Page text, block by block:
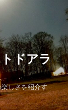
ドアラ
しさを紹介す